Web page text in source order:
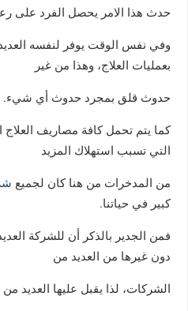
حدث هذا الامر يحصل الفرد على
وفي نفس الوقت يوفر لنفسه العديد
بعمليات العلاج، وهذا من غير
حدوث قلق بمجرد حدوث أي شيء.
كما يتم تحمل كافة مصاريف العلاج
التي تسبب استهلاك المزيد
من المدخرات من هنا كان لجميع
كبير في حياتنا.
فمن الجدير بالذكر أن للشركة
دون غيرها من العديد من
الشركات، لذا يقبل عليها العديد من